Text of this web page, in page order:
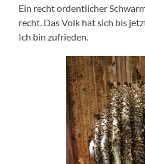
Ein recht ordentlicher
recht. Das Volk hat sich bis
Ich bin zufrieden.